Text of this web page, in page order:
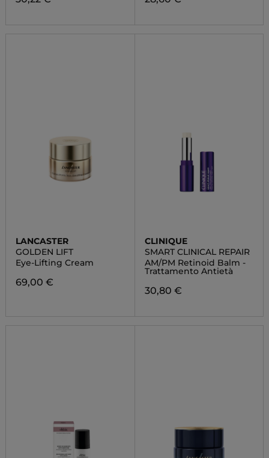
LANCASTER
GOLDEN LIFT
Eye-Lifting Cream
69,00 €
CLINIQUE
SMART CLINICAL REPAIR
AM/PM Retinoid Balm -
Trattamento Antietà
30,80 €